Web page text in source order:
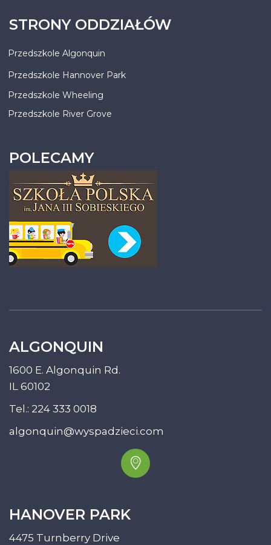
STRONY ODDZIAŁÓW
Przedszkole Algonquin
Przedszkole Hannover Park
Przedszkole Wheeling
Przedszkole River Grove
POLECAMY
ALGONQUIN
1600 E. Algonquin Rd.
IL 60102
Tel.: 224 333 0018
algonquin@wyspadzieci.com
HANOVER PARK
4475 Turnberry Drive